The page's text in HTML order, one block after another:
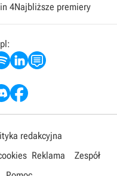
4Najbliższe premiery
redakcyjna
Reklama
Zespół